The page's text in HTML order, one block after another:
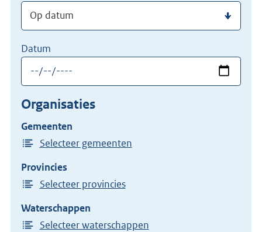
Datum
Organisaties
Gemeenten
Selecteer gemeenten
Provincies
Selecteer provincies
Waterschappen
Selecteer waterschappen